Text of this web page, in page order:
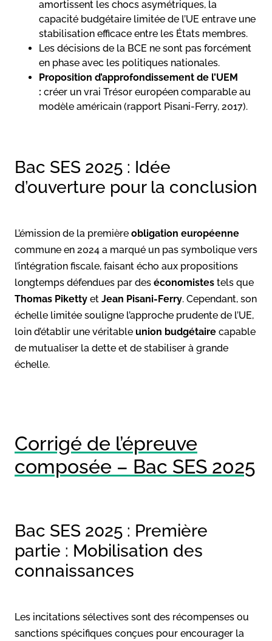
amortissent les chocs asymétriques, la
capacité budgétaire limitée de l’UE entrave une
stabilisation efficace entre les États membres.
Les décisions de la BCE ne sont pas forcément
en phase avec les politiques nationales.
Proposition d’approfondissement de l’UEM
: créer un vrai Trésor européen comparable au
modèle américain (rapport Pisani-Ferry, 2017).
Bac SES 2025 : Idée
d’ouverture pour la conclusion
L’émission de la première obligation européenne
commune en 2024 a marqué un pas symbolique vers
l’intégration fiscale, faisant écho aux propositions
longtemps défendues par des économistes tels que
Thomas Piketty et Jean Pisani-Ferry. Cependant, son
échelle limitée souligne l’approche prudente de l’UE,
loin d’établir une véritable union budgétaire capable
de mutualiser la dette et de stabiliser à grande
échelle.
Corrigé de l’épreuve
composée – Bac SES 2025
Bac SES 2025 : Première
partie : Mobilisation des
connaissances
Les incitations sélectives sont des récompenses ou
sanctions spécifiques conçues pour encourager la